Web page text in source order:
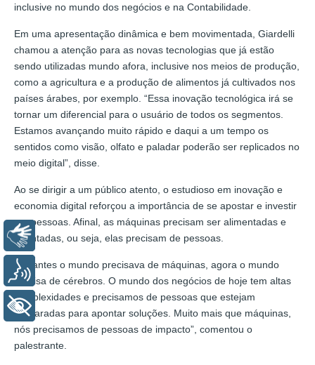
inclusive no mundo dos negócios e na Contabilidade.
Em uma apresentação dinâmica e bem movimentada, Giardelli
chamou a atenção para as novas tecnologias que já estão
sendo utilizadas mundo afora, inclusive nos meios de produção,
como a agricultura e a produção de alimentos já cultivados nos
países árabes, por exemplo. “Essa inovação tecnológica irá se
tornar um diferencial para o usuário de todos os segmentos.
Estamos avançando muito rápido e daqui a um tempo os
sentidos como visão, olfato e paladar poderão ser replicados no
meio digital”, disse.
Ao se dirigir a um público atento, o estudioso em inovação e
economia digital reforçou a importância de se apostar e investir
em pessoas. Afinal, as máquinas precisam ser alimentadas e
orientadas, ou seja, elas precisam de pessoas.
“Se antes o mundo precisava de máquinas, agora o mundo
precisa de cérebros. O mundo dos negócios de hoje tem altas
complexidades e precisamos de pessoas que estejam
preparadas para apontar soluções. Muito mais que máquinas,
nós precisamos de pessoas de impacto”, comentou o
palestrante.
Libras
Voz
+ Acessibilidade